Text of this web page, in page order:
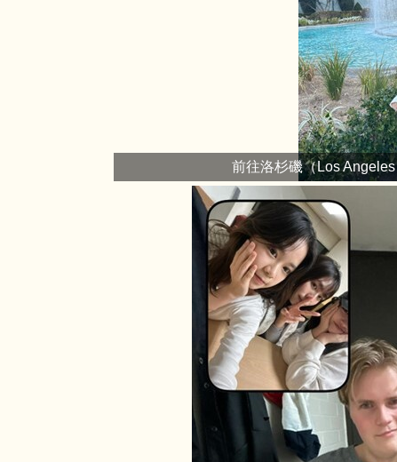
前往洛杉磯（Los